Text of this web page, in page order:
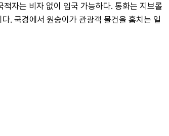
자는 비자 없이 입국 가능하다. 통화는 지브롤
. 국경에서 원숭이가 관광객 물건을 훔치는 일